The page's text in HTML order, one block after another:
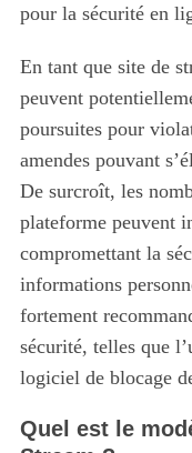
pour la sécurité en
En tant que site de
peuvent
poursuites pour
amendes pouvant
De surcroît, les
plateforme peuvent
compromettant la
informations
fortement
sécurité, telles que
logiciel de blocage
Quel est le